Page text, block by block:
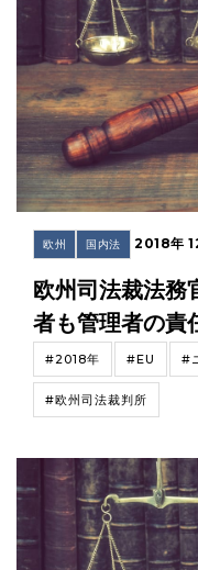
欧州 国内法 2018年
欧州司法裁法務
者も管理者の責
#2018年 #EU #
#欧州司法裁判所